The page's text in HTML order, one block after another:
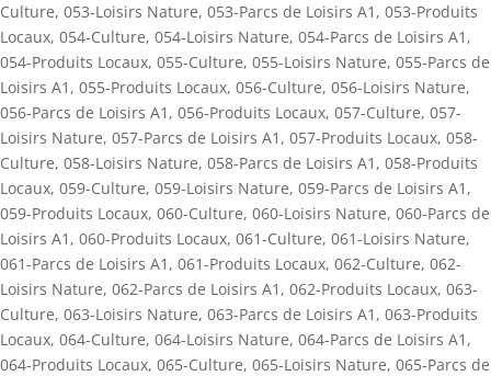
Culture, 053-Loisirs Nature, 053-Parcs de Loisirs A1 , 053-Produits
Locaux, 054-Culture, 054-Loisirs Nature, 054-Parcs de Loisirs A1 ,
054-Produits Locaux, 055-Culture, 055-Loisirs Nature, 055-Parcs de
Loisirs A1 , 055-Produits Locaux, 056-Culture, 056-Loisirs Nature,
056-Parcs de Loisirs A1 , 056-Produits Locaux, 057-Culture, 057-
Loisirs Nature, 057-Parcs de Loisirs A1 , 057-Produits Locaux, 058-
Culture, 058-Loisirs Nature, 058-Parcs de Loisirs A1 , 058-Produits
Locaux, 059-Culture, 059-Loisirs Nature, 059-Parcs de Loisirs A1 ,
059-Produits Locaux, 060-Culture, 060-Loisirs Nature, 060-Parcs de
Loisirs A1 , 060-Produits Locaux, 061-Culture, 061-Loisirs Nature,
061-Parcs de Loisirs A1 , 061-Produits Locaux, 062-Culture, 062-
Loisirs Nature, 062-Parcs de Loisirs A1 , 062-Produits Locaux, 063-
Culture, 063-Loisirs Nature, 063-Parcs de Loisirs A1 , 063-Produits
Locaux, 064-Culture, 064-Loisirs Nature, 064-Parcs de Loisirs A1 ,
064-Produits Locaux, 065-Culture, 065-Loisirs Nature, 065-Parcs de